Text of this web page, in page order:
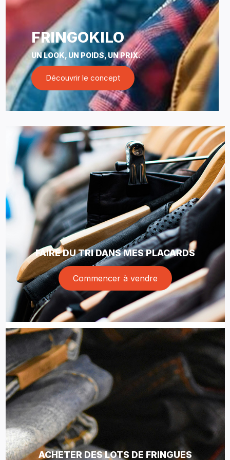
FRINGOKILO
UN LOOK, UN POIDS, UN PRIX.
Découvrir le concept
FAIRE DU TRI DANS MES PLACARDS
Commencer à vendre
ACHETER DES LOTS DE FRINGUES